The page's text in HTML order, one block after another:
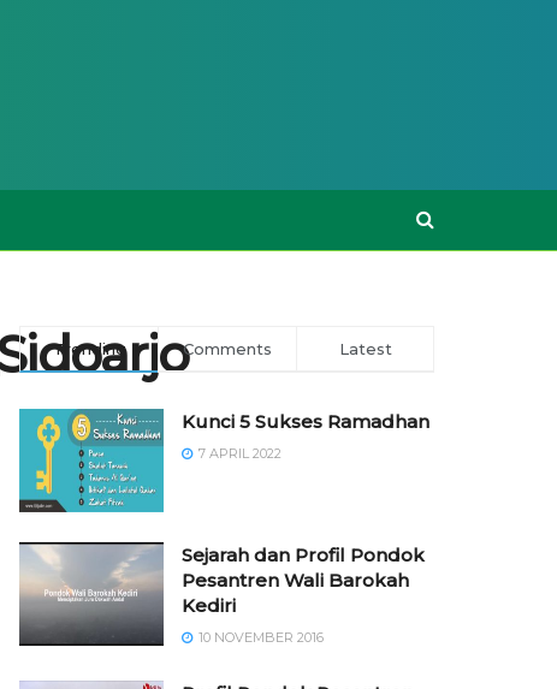
Trending Comments Latest
Kunci 5 Sukses Ramadhan
7 APRIL 2022
Sejarah dan Profil Pondok
Pesantren Wali Barokah
Kediri
10 NOVEMBER 2016